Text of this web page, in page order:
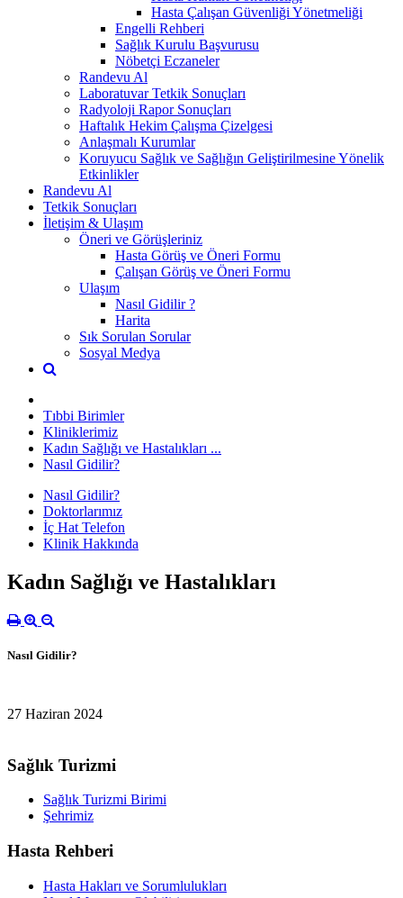
Hasta Çalışan Güvenliği Yönetmeliği
Engelli Rehberi
Sağlık Kurulu Başvurusu
Nöbetçi Eczaneler
Randevu Al
Laboratuvar Tetkik Sonuçları
Radyoloji Rapor Sonuçları
Haftalık Hekim Çalışma Çizelgesi
Anlaşmalı Kurumlar
Koruyucu Sağlık ve Sağlığın Geliştirilmesine Yönelik
Etkinlikler
Randevu Al
Tetkik Sonuçları
İletişim & Ulaşım
Öneri ve Görüşleriniz
Hasta Görüş ve Öneri Formu
Çalışan Görüş ve Öneri Formu
Ulaşım
Nasıl Gidilir ?
Harita
Sık Sorulan Sorular
Sosyal Medya
Tıbbi Birimler
Kliniklerimiz
Kadın Sağlığı ve Hastalıkları ...
Nasıl Gidilir?
Nasıl Gidilir?
Doktorlarımız
İç Hat Telefon
Klinik Hakkında
Kadın Sağlığı ve Hastalıkları
Nasıl Gidilir?
27 Haziran 2024
Sağlık Turizmi
Sağlık Turizmi Birimi
Şehrimiz
Hasta Rehberi
Hasta Hakları ve Sorumlulukları